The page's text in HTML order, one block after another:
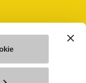
être des marques
de la loi sur